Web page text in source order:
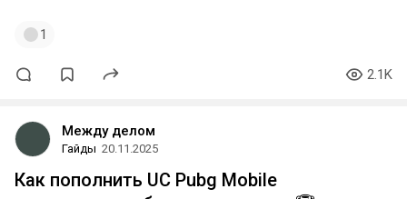
1
2.1K
Между делом
Гайды 20.11.2025
Как пополнить UC Pubg Mobile